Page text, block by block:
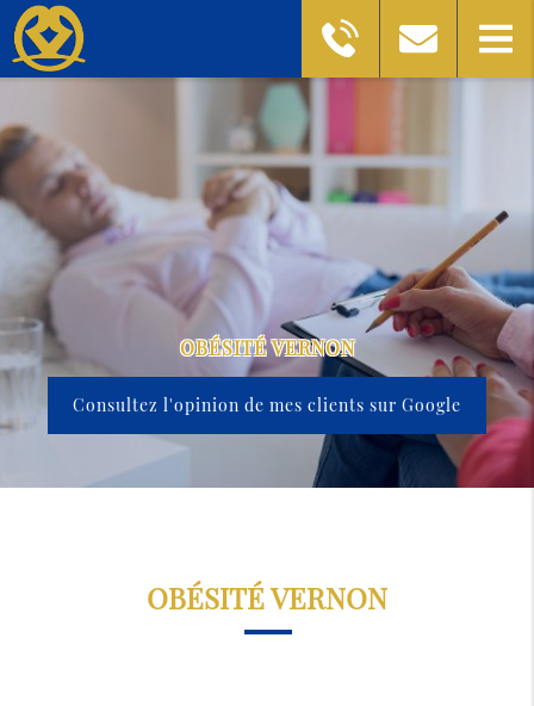
OBÉSITÉ VERNON
Consultez l'opinion de mes clients sur Google
OBÉSITÉ VERNON